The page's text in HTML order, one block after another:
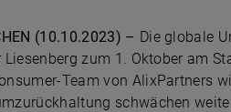
(10.10.2023) – Die globale
Liesenberg zum 1. Oktober am
Team von AlixPartners
schwächen